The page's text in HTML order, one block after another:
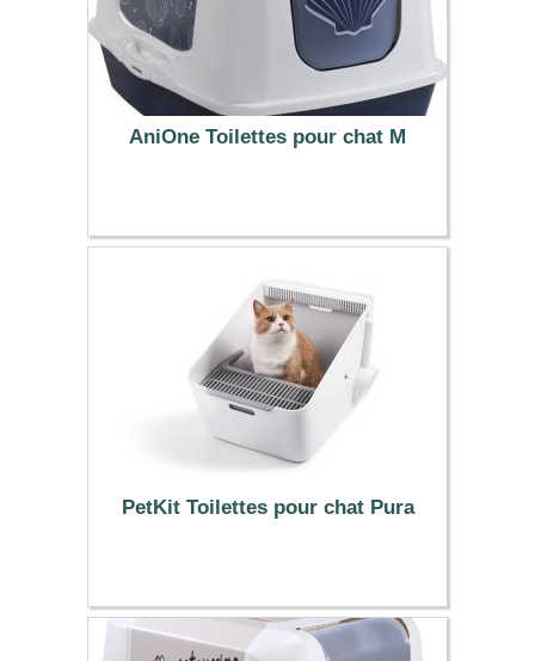
AniOne Toilettes pour chat M
24.99 €
PetKit Toilettes pour chat Pura
109.00 €